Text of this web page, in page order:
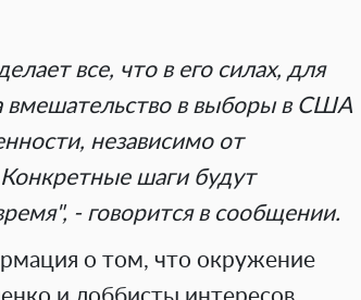
все, что в его силах, для
вмешательство в выборы в США
независимо от
шаги будут
- говорится в сообщении.
о том, что окружение